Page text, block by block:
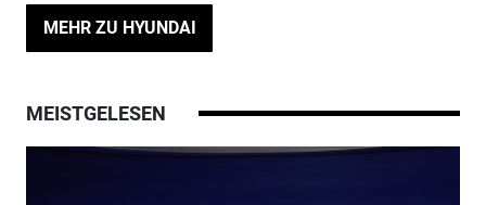
MEHR ZU HYUNDAI
MEISTGELESEN